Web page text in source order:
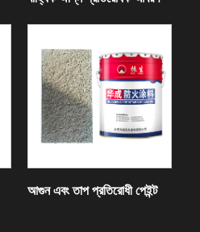
আগুন এবং তাপ প্রতিরোধী পেইন্ট